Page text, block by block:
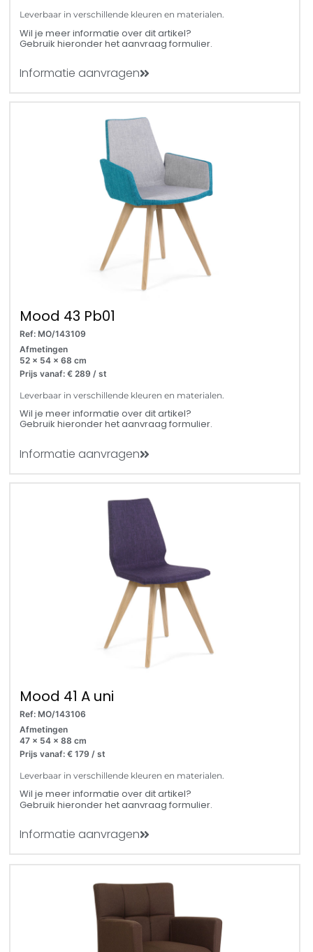
Leverbaar in verschillende kleuren en materialen.
Wil je meer informatie over dit artikel?
Gebruik hieronder het aanvraag formulier.
Informatie aanvragen
Mood 43 Pb01
Ref: MO/143109
Afmetingen
52 x 54 x 68 cm
Prijs vanaf: € 289 / st
Leverbaar in verschillende kleuren en materialen.
Wil je meer informatie over dit artikel?
Gebruik hieronder het aanvraag formulier.
Informatie aanvragen
Mood 41 A uni
Ref: MO/143106
Afmetingen
47 x 54 x 88 cm
Prijs vanaf: € 179 / st
Leverbaar in verschillende kleuren en materialen.
Wil je meer informatie over dit artikel?
Gebruik hieronder het aanvraag formulier.
Informatie aanvragen